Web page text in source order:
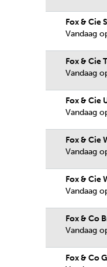
Fox & Cie
Vandaag
Fox & Cie
Vandaag
Fox & Cie
Vandaag
Fox & Cie
Vandaag
Fox & Cie
Vandaag
Fox & Co
Vandaag
Fox & Co